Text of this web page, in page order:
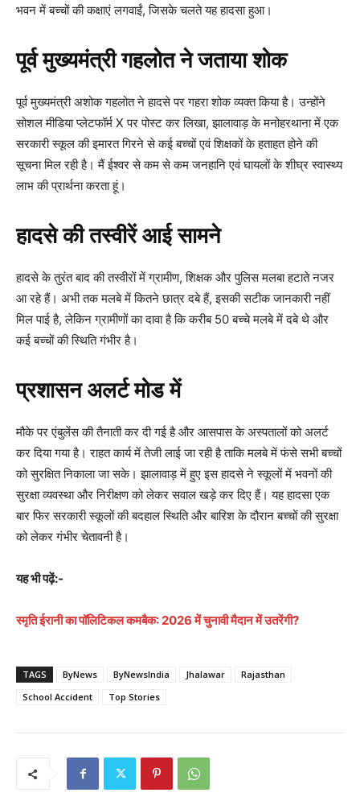
भवन में बच्चों की कक्षाएं लगवाईं, जिसके चलते यह हादसा हुआ।
पूर्व मुख्यमंत्री गहलोत ने जताया शोक
पूर्व मुख्यमंत्री अशोक गहलोत ने हादसे पर गहरा शोक व्यक्त किया है। उन्होंने
सोशल मीडिया प्लेटफॉर्म X पर पोस्ट कर लिखा, झालावाड़ के मनोहरथाना में एक
सरकारी स्कूल की इमारत गिरने से कई बच्चों एवं शिक्षकों के हताहत होने की
सूचना मिल रही है। मैं ईश्वर से कम से कम जनहानि एवं घायलों के शीघ्र स्वास्थ्य
लाभ की प्रार्थना करता हूं।
हादसे की तस्वीरें आई सामने
हादसे के तुरंत बाद की तस्वीरों में ग्रामीण, शिक्षक और पुलिस मलबा हटाते नजर
आ रहे हैं। अभी तक मलबे में कितने छात्र दबे हैं, इसकी सटीक जानकारी नहीं
मिल पाई है, लेकिन ग्रामीणों का दावा है कि करीब 50 बच्चे मलबे में दबे थे और
कई बच्चों की स्थिति गंभीर है।
प्रशासन अलर्ट मोड में
मौके पर एंबुलेंस की तैनाती कर दी गई है और आसपास के अस्पतालों को अलर्ट
कर दिया गया है। राहत कार्य में तेजी लाई जा रही है ताकि मलबे में फंसे सभी बच्चों
को सुरक्षित निकाला जा सके। झालावाड़ में हुए इस हादसे ने स्कूलों में भवनों की
सुरक्षा व्यवस्था और निरीक्षण को लेकर सवाल खड़े कर दिए हैं। यह हादसा एक
बार फिर सरकारी स्कूलों की बदहाल स्थिति और बारिश के दौरान बच्चों की सुरक्षा
को लेकर गंभीर चेतावनी है।
यह भी पढ़ें:-
स्मृति ईरानी का पॉलिटिकल कमबैक: 2026 में चुनावी मैदान में उतरेंगी?
TAGS ByNews ByNewsIndia Jhalawar
Rajasthan
School Accident
Top Stories